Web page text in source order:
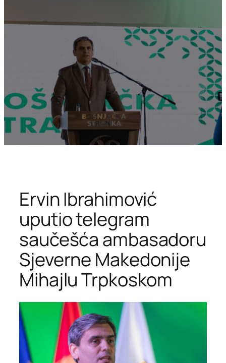
Ervin Ibrahimović
uputio telegram
saučešća ambasadoru
Sjeverne Makedonije
Mihajlu Trpkoskom